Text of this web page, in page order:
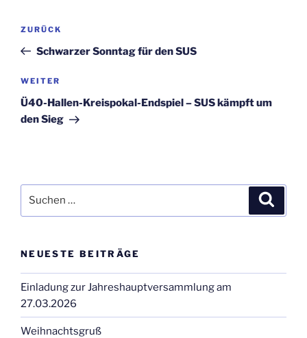
Beitragsnavigation
Vorheriger
Beitrag
ZURÜCK
Schwarzer Sonntag für den SUS
Nächster
Beitrag
WEITER
Ü40-Hallen-Kreispokal-Endspiel – SUS kämpft um
den Sieg
nach:
NEUESTE BEITRÄGE
Einladung zur Jahreshauptversammlung am
27.03.2026
Weihnachtsgruß